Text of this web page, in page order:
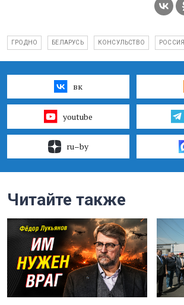
ГРОДНО БЕЛАРУСЬ КОНСУЛЬСТВО РОССИЯ
вк
youtube
ru–by
Читайте также